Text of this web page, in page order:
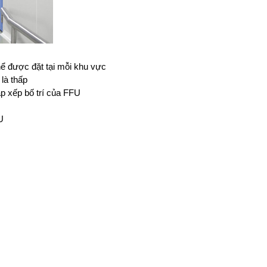
được đặt tại mỗi khu vực
thấp
xếp bố trí của FFU